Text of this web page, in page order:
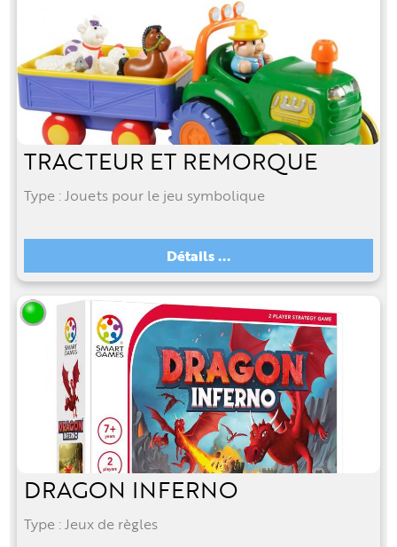
TRACTEUR ET REMORQUE
Type : Jouets pour le jeu symbolique
Détails ...
DRAGON INFERNO
Type : Jeux de règles